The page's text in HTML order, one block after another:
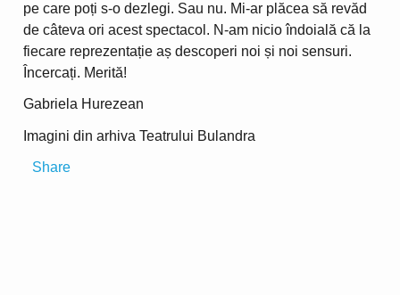
pe care poți s-o dezlegi. Sau nu. Mi-ar plăcea să revăd
de câteva ori acest spectacol. N-am nicio îndoială că la
fiecare reprezentație aș descoperi noi și noi sensuri.
Încercați. Merită!
Gabriela Hurezean
Imagini din arhiva Teatrului Bulandra
Share